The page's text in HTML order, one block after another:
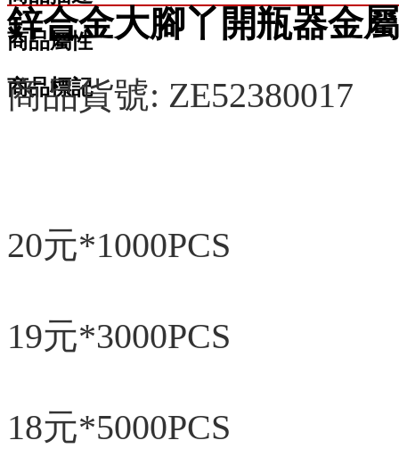
商品屬性
商品標記
鋅合金大腳丫開瓶器金
商品貨號: ZE52380017
20元*1000PCS
19元*3000PCS
18元*5000PCS